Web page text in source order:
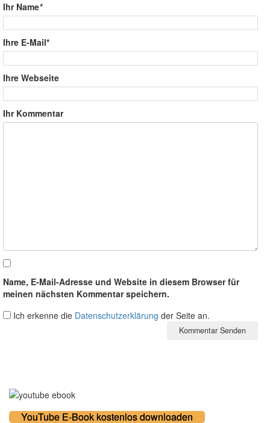
Ihr Name*
Ihre E-Mail*
Ihre Webseite
Ihr Kommentar
Name, E-Mail-Adresse und Website in diesem Browser für
meinen nächsten Kommentar speichern.
Ich erkenne die Datenschutzerklärung der Seite an.
YouTube E-Book kostenlos downloaden